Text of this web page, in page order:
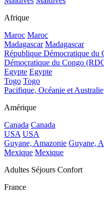
Afrique
Maroc Maroc
Madagascar Madagascar
République Démocratique du
Démocratique du Congo
Egypte Egypte
Togo Togo
Pacifique, Océanie et Australie
Amérique
Canada Canada
USA USA
Guyane, Amazonie Guyane,
Mexique Mexique
Adultes Séjours Confort
France